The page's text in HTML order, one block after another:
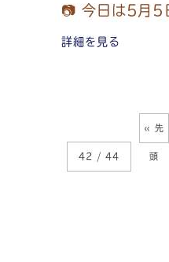
📷 今日は5月5
詳細を見る
42 / 44
« 先
頭